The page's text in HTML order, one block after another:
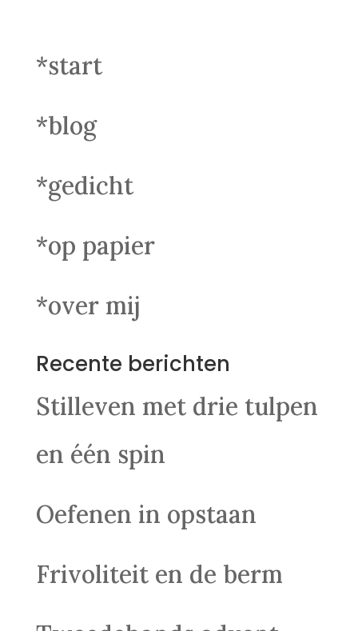
*start
*blog
*gedicht
*op papier
*over mij
Recente berichten
Stilleven met drie tulpen
en één spin
Oefenen in opstaan
Frivoliteit en de berm